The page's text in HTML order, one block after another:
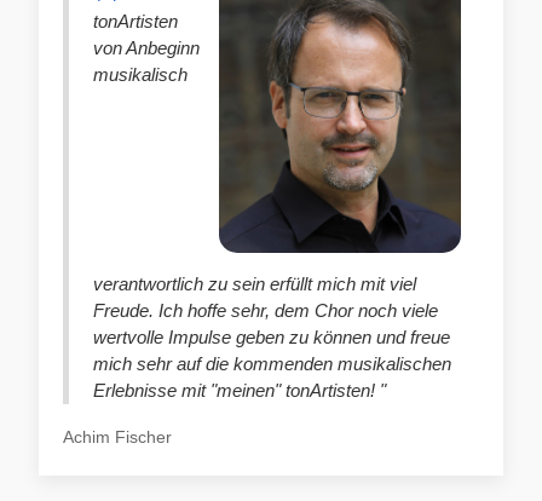
tonArtisten
von Anbeginn
musikalisch
verantwortlich zu sein erfüllt mich mit viel
Freude. Ich hoffe sehr, dem Chor noch viele
wertvolle Impulse geben zu können und freue
mich sehr auf die kommenden musikalischen
Erlebnisse mit "meinen" tonArtisten! "
Achim Fischer